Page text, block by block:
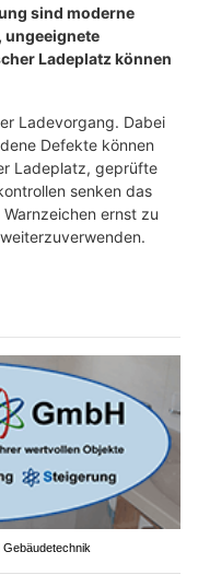
sind moderne
ungeeignete
Ladeplatz können
Ladevorgang. Dabei
Defekte können
Ladeplatz, geprüfte
senken das
ernst zu